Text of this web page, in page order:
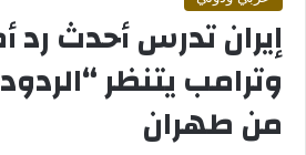
إيران تدرس أحدث رد
وترامب يتنظر
من طهران